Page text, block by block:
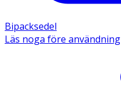
Bipacksedel
Läs noga före användning